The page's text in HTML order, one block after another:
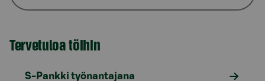
Tervetuloa töihin
S-Pankki työnantajana